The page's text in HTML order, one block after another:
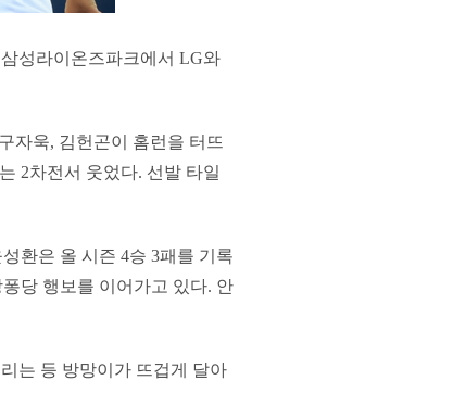
성라이온즈파크에서 LG와
자욱, 김헌곤이 홈런을 터뜨
2차전서 웃었다. 선발 타일
환은 올 시즌 4승 3패를 기록
당 행보를 이어가고 있다. 안
는 등 방망이가 뜨겁게 달아